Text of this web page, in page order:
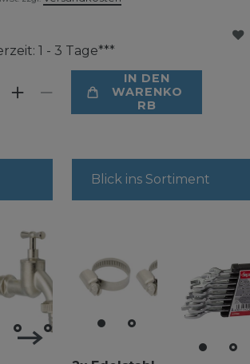
1 - 3 Tage***
IN DEN
WARENKO
RB
3/4" AG
Blick ins Sortiment